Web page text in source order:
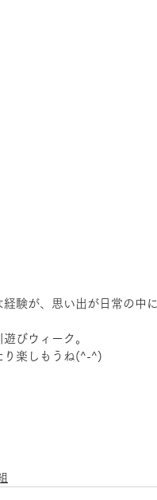
経験が、思い出が日常の中
びウィーク。
り楽しもうね(^-^)